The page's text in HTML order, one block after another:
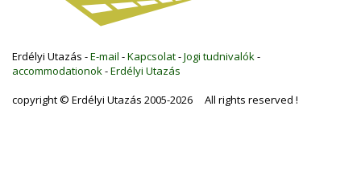
Erdélyi Utazás -E-mail -Kapcsolat-Jogi tudnivalók -
accommodationok -Erdélyi Utazás
copyright © Erdélyi Utazás 2005-2026 All rights reserved !